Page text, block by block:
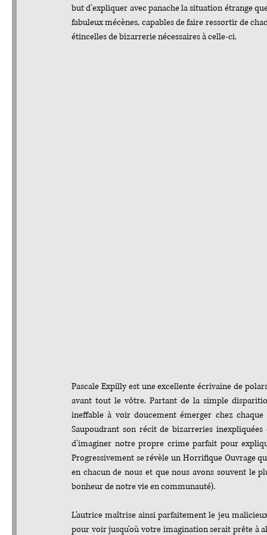
but d’expliquer avec panache la situation étrange
fabuleux mécènes, capables de faire ressortir de
étincelles de bizarrerie nécessaires à celle-ci.
Pascale Expilly est une excellente écrivaine de
avant tout le vôtre. Partant de la simple
ineffable à voir doucement émerger chez
Saupoudrant son récit de bizarreries
d'imaginer notre propre crime parfait pour
Progressivement se révèle un Horrifique Ouvrage
en chacun de nous et que nous avons souvent le
bonheur de notre vie en communauté).
L’autrice maîtrise ainsi parfaitement le jeu
pour voir jusqu’où votre imagination serait prête à